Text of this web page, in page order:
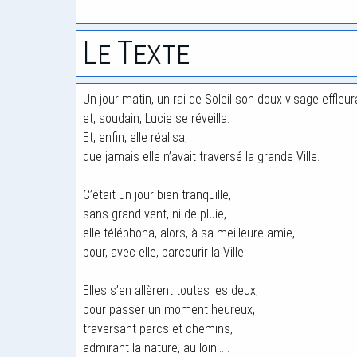
Le Texte
Un jour matin, un rai de Soleil son doux visage
et, soudain, Lucie se réveilla.
Et, enfin, elle réalisa,
que jamais elle n’avait traversé la grande Ville.
C’était un jour bien tranquille,
sans grand vent, ni de pluie,
elle téléphona, alors, à sa meilleure amie,
pour, avec elle, parcourir la Ville.
Elles s’en allèrent toutes les deux,
pour passer un moment heureux,
traversant parcs et chemins,
admirant la nature, au loin… .